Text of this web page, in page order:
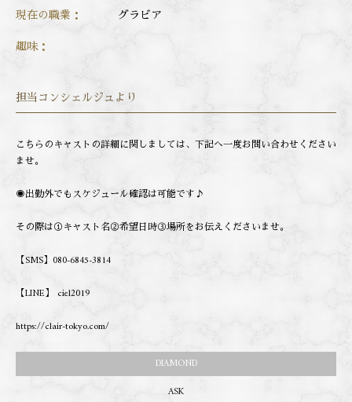
現在の職業：
グラビア
趣味：
担当コンシェルジュより
こちらのキャストの詳細に関しましては、下記へ一度お問い合わせください
ませ。
◉出勤外でもスケジュール確認は可能です♪
その際は①キャスト名②希望日時③場所をお伝えくださいませ。
【SMS】080-6845-3814
【LINE】 ciel2019
https://clair-tokyo.com/
【WhatsApp】+81-80-6845-3814
DIAMOND
ASK